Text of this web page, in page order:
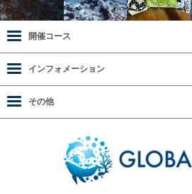
開催コース
インフォメーション
その他